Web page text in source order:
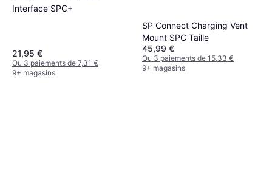
Interface SPC+
21,95 €
Ou 3 paiements de 7,31 €
9+ magasins
SP Connect Charging Vent
Mount SPC Taille
45,99 €
Ou 3 paiements de 15,33 €
9+ magasins